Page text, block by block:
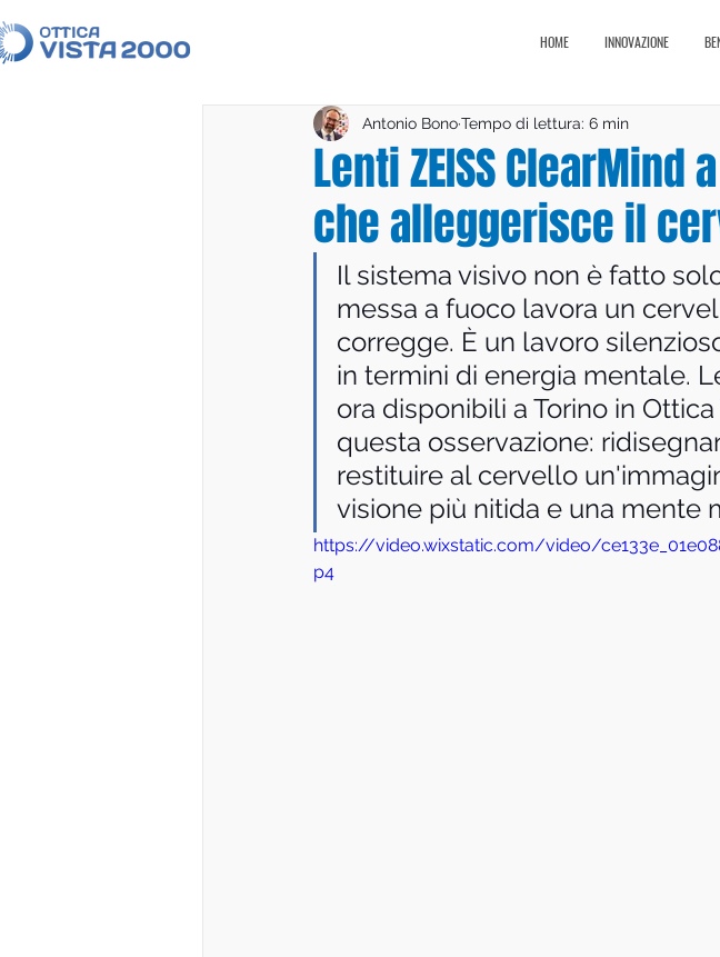
HOME INNOVAZIONE
Lenti ZEISS
che alleggerisce il
Antonio BonoTempo di lettura: 6 min
Il sistema visivo non è fatto
messa a fuoco lavora un
corregge. È un lavoro
in termini di energia mentale.
ora disponibili a Torino in
questa osservazione:
restituire al cervello
visione più nitida e una mente
https://video.wixstatic.com/video/
p4